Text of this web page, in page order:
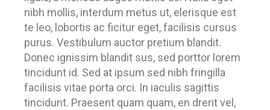
nibh mollis, interdum metus ut, elerisque est
te leo, lobortis ac ficitur eget, facilisis cursus
purus. Vestibulum auctor pretium blandit.
Donec ignissim blandit sus, sed porttor lorem
tincidunt id. Sed at ipsum sed nibh fringilla
facilisis vitae porta orci. In iaculis sagittis
tincidunt. Praesent quam quam, en drerit vel,